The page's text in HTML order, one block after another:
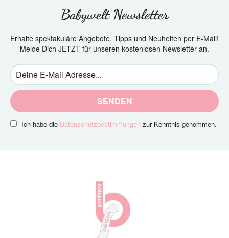
Babywelt Newsletter
Erhalte spektakuläre Angebote, Tipps und Neuheiten per E-Mail!
Melde Dich JETZT für unseren kostenlosen Newsletter an.
SENDEN
Ich habe die Datenschutzbestimmungen zur Kenntnis genommen.